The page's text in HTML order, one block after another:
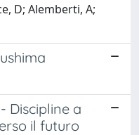
D; Alemberti, A;
- Discipline a
il futuro